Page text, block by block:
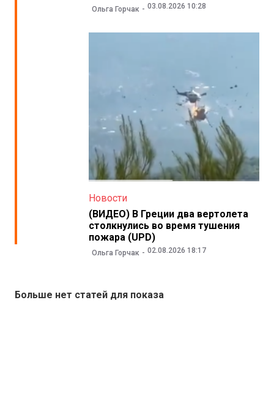
Ольга Горчак 03.08.2026 10:28
Новости
(ВИДЕО) В Греции два вертолета
столкнулись во время тушения
пожара (UPD)
Ольга Горчак 02.08.2026 18:17
Больше нет статей для показа